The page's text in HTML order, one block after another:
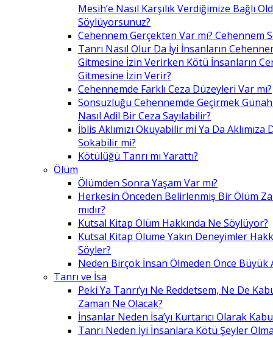
Mesih’e Nasıl Karşılık Verdiğimize Bağlı
Söylüyorsunuz?
Cehennem Gerçekten Var mı? Cehennem
Tanrı Nasıl Olur Da İyi İnsanların
Gitmesine İzin Verirken Kötü İnsanların
Gitmesine İzin Verir?
Cehennemde Farklı Ceza Düzeyleri Var mı?
Sonsuzluğu Cehennemde Geçirmek
Nasıl Adil Bir Ceza Sayılabilir?
İblis Aklımızı Okuyabilir mi Ya Da Aklımıza
Sokabilir mi?
Kötülüğü Tanrı mı Yarattı?
Ölüm
Ölümden Sonra Yaşam Var mı?
Herkesin Önceden Belirlenmiş Bir Ölüm
mıdır?
Kutsal Kitap Ölüm Hakkında Ne Söylüyor?
Kutsal Kitap Ölüme Yakın Deneyimler
Söyler?
Neden Birçok İnsan Ölmeden Önce Büyük
Tanrı ve İsa
Peki Ya Tanrı’yı Ne Reddetsem, Ne De
Zaman Ne Olacak?
İnsanlar Neden İsa’yı Kurtarıcı Olarak
Tanrı Neden İyi İnsanlara Kötü Şeyler